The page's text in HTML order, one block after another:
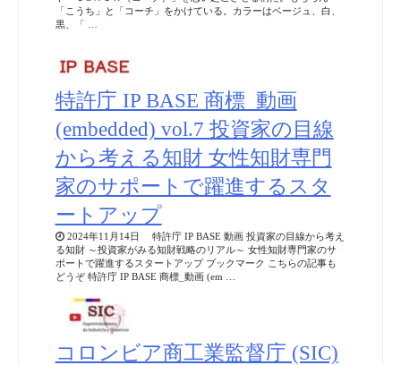
「こうち」と「コーチ」をかけている。カラーはベージュ、白、
黒、「 …
特許庁 IP BASE 商標_動画
(embedded) vol.7 投資家の⽬線
から考える知財 女性知財専門
家のサポートで躍進するスタ
ートアップ
2024年11月14日 特許庁 IP BASE 動画 投資家の⽬線から考え
る知財 ～投資家がみる知財戦略のリアル～ 女性知財専門家のサ
ポートで躍進するスタートアップ ブックマーク こちらの記事も
どうぞ 特許庁 IP BASE 商標_動画 (em …
コロンビア商工業監督庁 (SIC)